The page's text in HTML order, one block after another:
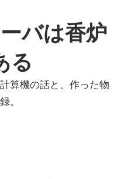
バは香炉
る
算機の話と、作った物
。